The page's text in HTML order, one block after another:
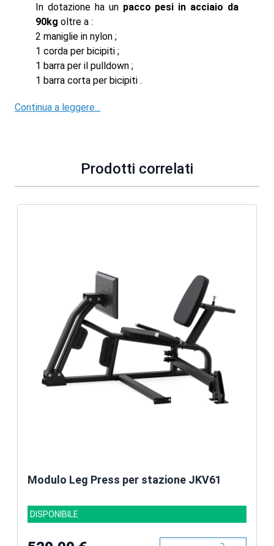
In dotazione ha un pacco pesi in acciaio da
90kg oltre a :
2 maniglie in nylon ;
1 corda per bicipiti ;
1 barra per il pulldown ;
1 barra corta per bicipiti .
Continua a leggere...
Prodotti correlati
Modulo Leg Press per stazione JKV61
DISPONIBILE